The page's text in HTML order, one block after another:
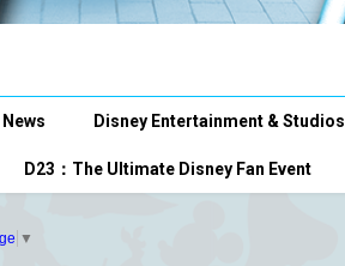
Disney Entertainment & Studios
D23：The Ultimate Disney Fan Event
▼